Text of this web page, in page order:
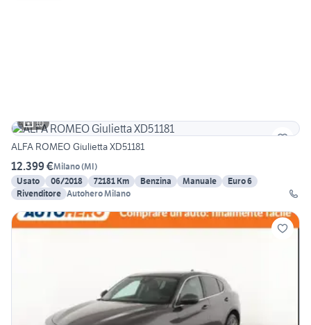
10
ALFA ROMEO Giulietta XD51181
12.399 €Milano(MI)
Usato
06/2018 72181 Km Benzina Manuale
Euro 6
Rivenditore Autohero Milano